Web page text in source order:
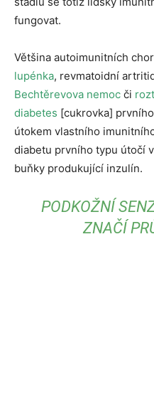
fungovat.
Většina autoimunitních
lupénka, revmatoidní
Bechtěrevova nemoc či
diabetes [cukrovka]
útokem vlastního
diabetu prvního typu útočí
buňky produkující inzulín.
PODKOŽNÍ
ZNAČÍ